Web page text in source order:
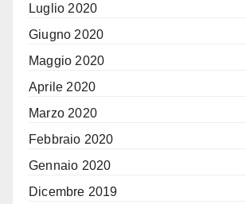
Luglio 2020
Giugno 2020
Maggio 2020
Aprile 2020
Marzo 2020
Febbraio 2020
Gennaio 2020
Dicembre 2019